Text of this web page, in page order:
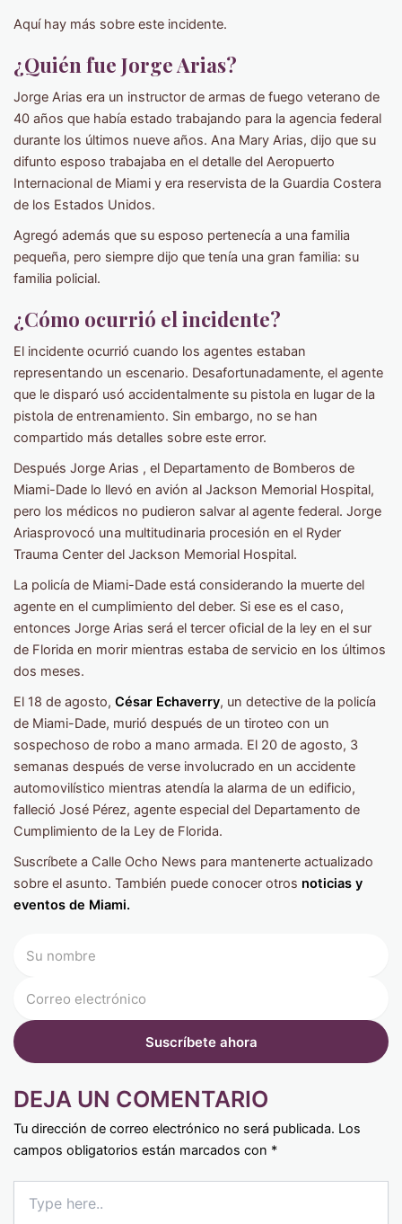
Aquí hay más sobre este incidente.
¿Quién fue Jorge Arias?
Jorge Arias era un instructor de armas de fuego veterano de
40 años que había estado trabajando para la agencia federal
durante los últimos nueve años. Ana Mary Arias, dijo que su
difunto esposo trabajaba en el detalle del Aeropuerto
Internacional de Miami y era reservista de la Guardia Costera
de los Estados Unidos.
Agregó además que su esposo pertenecía a una familia
pequeña, pero siempre dijo que tenía una gran familia: su
familia policial.
¿Cómo ocurrió el incidente?
El incidente ocurrió cuando los agentes estaban
representando un escenario. Desafortunadamente, el agente
que le disparó usó accidentalmente su pistola en lugar de la
pistola de entrenamiento. Sin embargo, no se han
compartido más detalles sobre este error.
Después Jorge Arias , el Departamento de Bomberos de
Miami-Dade lo llevó en avión al Jackson Memorial Hospital,
pero los médicos no pudieron salvar al agente federal. Jorge
Ariasprovocó una multitudinaria procesión en el Ryder
Trauma Center del Jackson Memorial Hospital.
La policía de Miami-Dade está considerando la muerte del
agente en el cumplimiento del deber. Si ese es el caso,
entonces Jorge Arias será el tercer oficial de la ley en el sur
de Florida en morir mientras estaba de servicio en los últimos
dos meses.
El 18 de agosto, César Echaverry, un detective de la policía
de Miami-Dade, murió después de un tiroteo con un
sospechoso de robo a mano armada. El 20 de agosto, 3
semanas después de verse involucrado en un accidente
automovilístico mientras atendía la alarma de un edificio,
falleció José Pérez, agente especial del Departamento de
Cumplimiento de la Ley de Florida.
Suscríbete a Calle Ocho News para mantenerte actualizado
sobre el asunto. También puede conocer otros noticias y
eventos de Miami.
DEJA UN COMENTARIO
Tu dirección de correo electrónico no será publicada. Los
campos obligatorios están marcados con *
here..